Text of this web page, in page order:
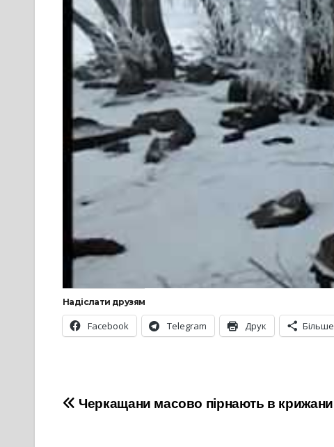
Надіслати друзям
Facebook Telegram Друк Більше
Навігація
Черкащани масово пірнають в